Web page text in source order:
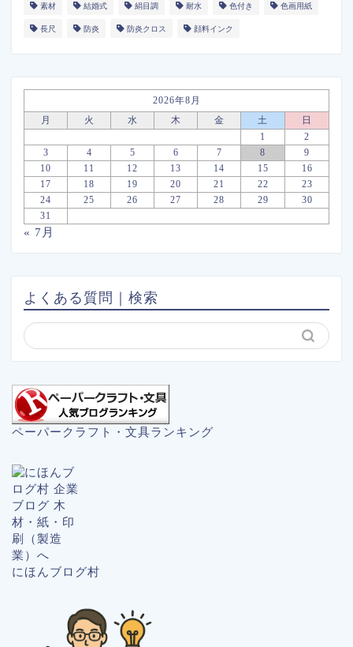
素材 結婚式 絹目調 耐水 色付き 色画用紙
長尺 防炎 防炎クロス 顔料インク
2026年8月
月
火 水 木 金 土
日
1
2
3
4 5 6 7 8
9
10
11 12 13 14 15
16
17
18 19 20 21 22
23
24
25 26 27 28 29
30
31
« 7月
よくある質問｜検索
ペーパークラフト・文具ランキング
にほんブログ村